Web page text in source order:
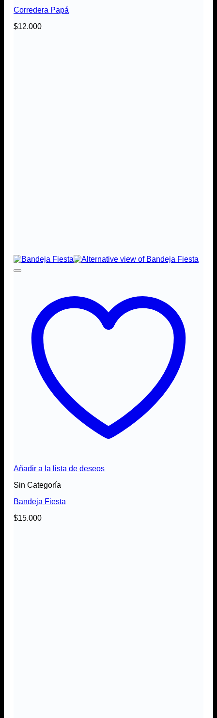
Corredera Papá
$12.000
Añadir a la lista de deseos
Sin Categoría
Bandeja Fiesta
$15.000